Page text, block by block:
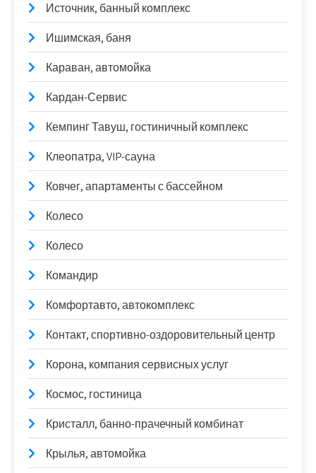
Источник, банный комплекс
Ишимская, баня
Караван, автомойка
Кардан-Сервис
Кемпинг Тавуш, гостиничный комплекс
Клеопатра, VIP-сауна
Ковчег, апартаменты с бассейном
Колесо
Колесо
Командир
Комфортавто, автокомплекс
Контакт, спортивно-оздоровительный центр
Корона, компания сервисных услуг
Космос, гостиница
Кристалл, банно-прачечный комбинат
Крылья, автомойка